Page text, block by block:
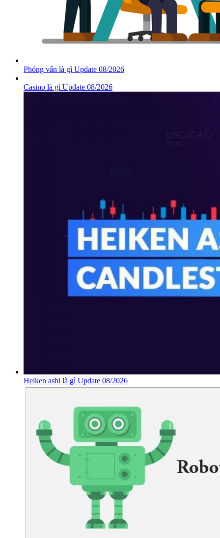
Phỏng vấn là gì Update 08/2026
Casino là gì Update 08/2026
Heiken ashi là gì Update 08/2026